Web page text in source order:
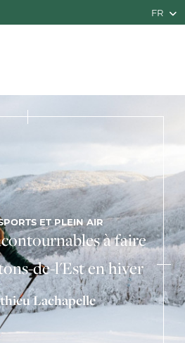
FR
ET PLEIN AIR
à faire
de-l'Est en hiver
Lachapelle